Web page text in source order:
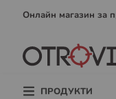
Онлайн магазин за
ПРОДУКТИ